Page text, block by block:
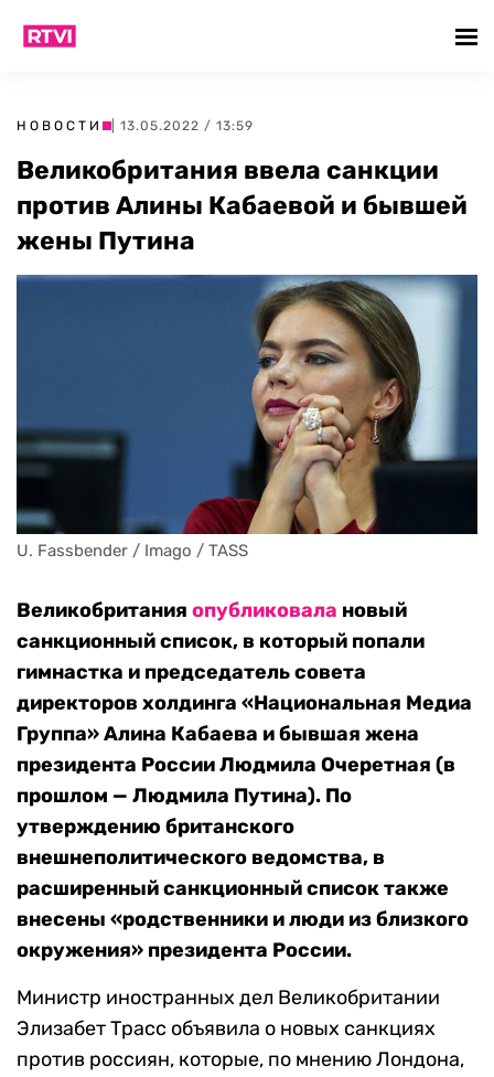
НОВОСТИ | 13.05.2022 / 13:59
Великобритания ввела санкции
против Алины Кабаевой и бывшей
жены Путина
U. Fassbender / Imago / TASS
Великобритания опубликовала новый
санкционный список, в который попали
гимнастка и председатель совета
директоров холдинга «Национальная Медиа
Группа» Алина Кабаева и бывшая жена
президента России Людмила Очеретная (в
прошлом — Людмила Путина). По
утверждению британского
внешнеполитического ведомства, в
расширенный санкционный список также
внесены «родственники и люди из близкого
окружения» президента России.
Министр иностранных дел Великобритании
Элизабет Трасс объявила о новых санкциях
против россиян, которые, по мнению Лондона,